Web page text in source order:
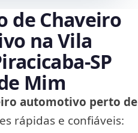
de Chaveiro
na Vila
Mim
automotivo perto de
rápidas e confiáveis: